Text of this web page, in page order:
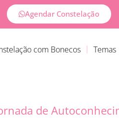
Agendar Constelação
com Bonecos Temas
de